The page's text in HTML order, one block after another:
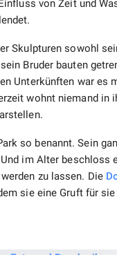
von Zeit und
Skulpturen sowohl
Bruder bauten
Unterkünften war es
wohnt niemand
so benannt. Sein
im Alter beschloss
zu lassen. Die
sie eine Gruft für